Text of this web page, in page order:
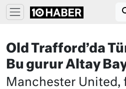
Old Trafford’da
Bu gurur Altay
Manchester United,